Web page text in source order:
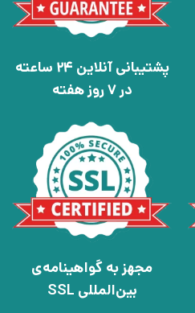
پشتیبانی آنلاین 24 ساعته
در 7 روز هفته
مجهز به گواهینامه‌ی
بین‌المللی SSL